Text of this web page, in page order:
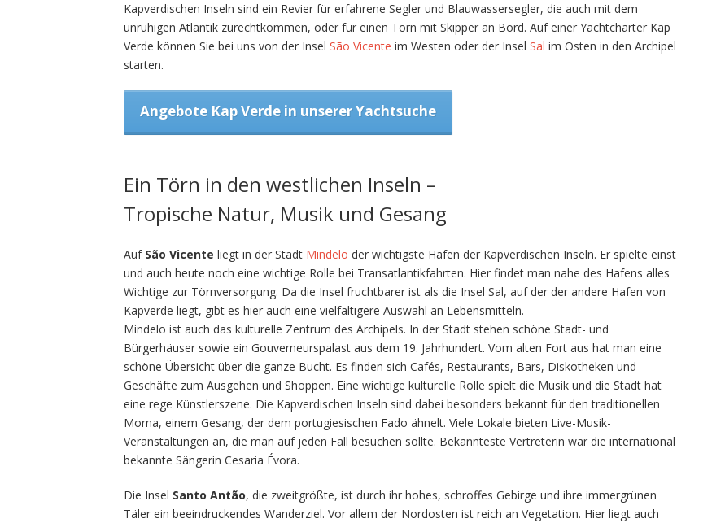
Kapverdischen Inseln sind ein Revier für erfahrene Segler und Blauwassersegler, die auch mit dem
unruhigen Atlantik zurechtkommen, oder für einen Törn mit Skipper an Bord. Auf einer Yachtcharter Kap
Verde können Sie bei uns von der Insel São Vicente im Westen oder der Insel Sal im Osten in den Archipel
starten.
Angebote Kap Verde in unserer Yachtsuche
Ein Törn in den westlichen Inseln –
Tropische Natur, Musik und Gesang
Auf São Vicente liegt in der Stadt Mindelo der wichtigste Hafen der Kapverdischen Inseln. Er spielte einst
und auch heute noch eine wichtige Rolle bei Transatlantikfahrten. Hier findet man nahe des Hafens alles
Wichtige zur Törnversorgung. Da die Insel fruchtbarer ist als die Insel Sal, auf der der andere Hafen von
Kapverde liegt, gibt es hier auch eine vielfältigere Auswahl an Lebensmitteln.
Mindelo ist auch das kulturelle Zentrum des Archipels. In der Stadt stehen schöne Stadt- und
Bürgerhäuser sowie ein Gouverneurspalast aus dem 19. Jahrhundert. Vom alten Fort aus hat man eine
schöne Übersicht über die ganze Bucht. Es finden sich Cafés, Restaurants, Bars, Diskotheken und
Geschäfte zum Ausgehen und Shoppen. Eine wichtige kulturelle Rolle spielt die Musik und die Stadt hat
eine rege Künstlerszene. Die Kapverdischen Inseln sind dabei besonders bekannt für den traditionellen
Morna, einem Gesang, der dem portugiesischen Fado ähnelt. Viele Lokale bieten Live-Musik-
Veranstaltungen an, die man auf jeden Fall besuchen sollte. Bekannteste Vertreterin war die international
bekannte Sängerin Cesaria Évora.
Die Insel Santo Antão, die zweitgrößte, ist durch ihr hohes, schroffes Gebirge und ihre immergrünen
Täler ein beeindruckendes Wanderziel. Vor allem der Nordosten ist reich an Vegetation. Hier liegt auch